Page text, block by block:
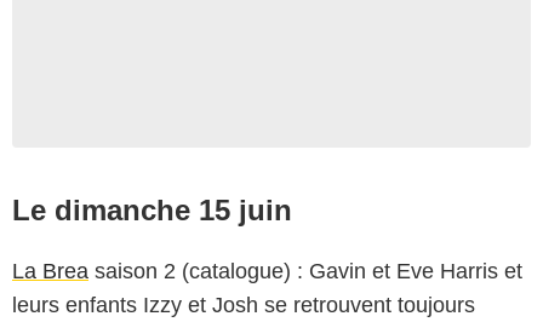
Le dimanche 15 juin
La Brea saison 2 (catalogue) : Gavin et Eve Harris et
leurs enfants Izzy et Josh se retrouvent toujours